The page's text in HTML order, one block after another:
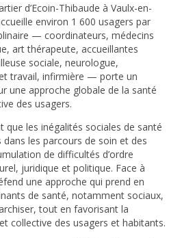
d’Ecoin-Thibaude à Vaulx-en-
environ 1 600 usagers par
— coordinateurs, médecins
art thérapeute, accueillantes
sociale, neurologue,
travail, infirmière — porte un
une approche globale de la santé
des usagers.
que les inégalités sociales de santé
les parcours de soin et des
de difficultés d’ordre
juridique et politique. Face à
une approche qui prend en
de santé, notamment sociaux,
tout en favorisant la
collective des usagers et habitants.